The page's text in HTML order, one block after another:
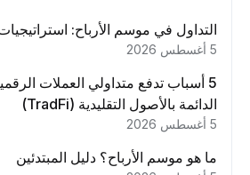
التداول في موسم الأرباح: استراتيجيات
5 أسباب تدفع متداولي العملات الرقمية
الدائمة بالأصول التقليدية (TradFi)
ما هو موسم الأرباح؟ دليل المبتدئين